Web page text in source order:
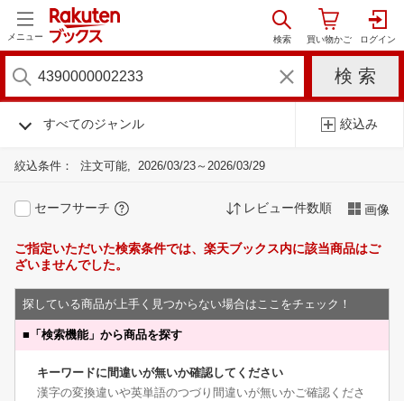
メニュー
すべてのジャンル 絞込み
絞込条件： 注文可能 2026/03/23～2026/03/29
セーフサーチ レビュー件数順 画像
ご指定いただいた検索条件では、楽天ブックス内に該当商品はご
ざいませんでした。
探している商品が上手く見つからない場合はここをチェック！
■ 「検索機能」から商品を探す
キーワードに間違いが無いか確認してください
漢字の変換違いや英単語のつづり間違いが無いかご確認くださ